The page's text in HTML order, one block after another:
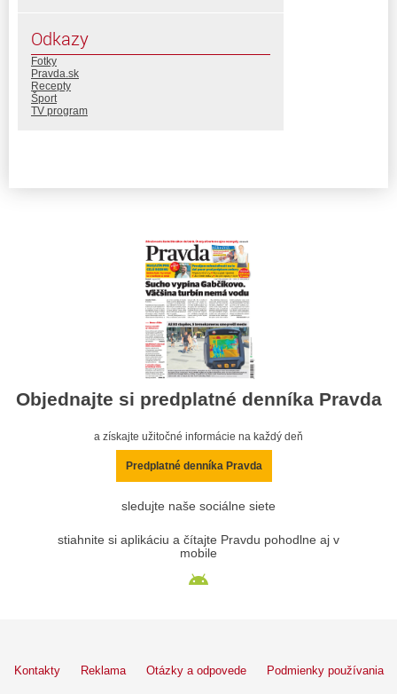
Odkazy
Fotky
Pravda.sk
Recepty
Šport
TV program
Objednajte si predplatné denníka Pravda
a získajte užitočné informácie na každý deň
Predplatné denníka Pravda
sledujte naše sociálne siete
stiahnite si aplikáciu a čítajte Pravdu pohodlne aj v
mobile
Kontakty Reklama Otázky a odpovede Podmienky používania